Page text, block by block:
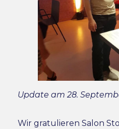
Update am 28.
Wir gratulieren Salon